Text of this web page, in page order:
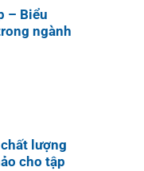
– Biểu
ngành
lượng
cho tập